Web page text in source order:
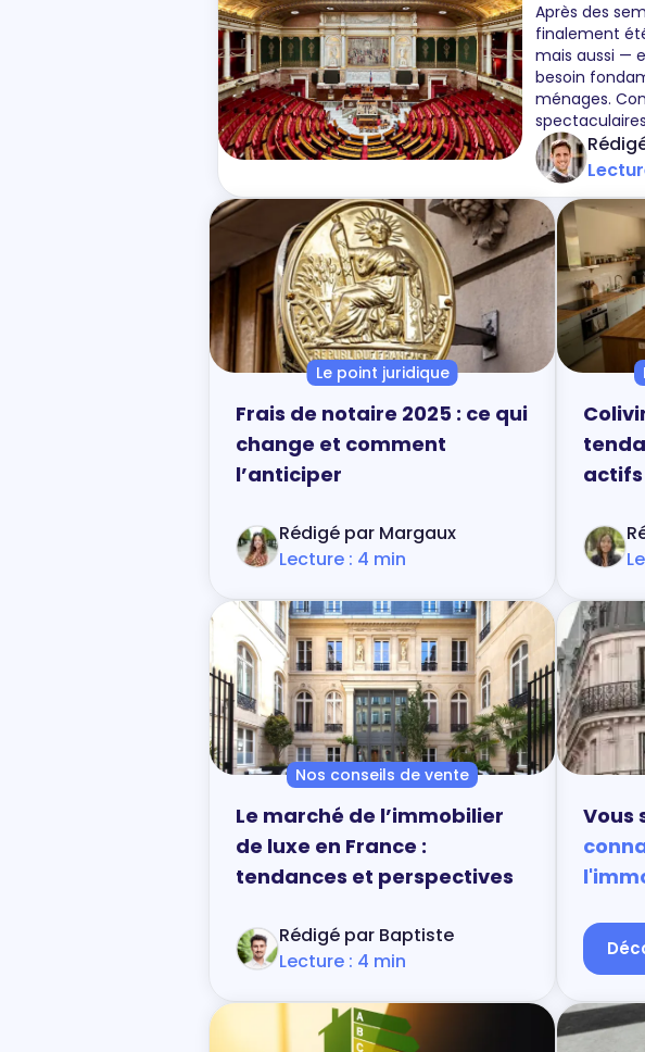
Après des
finalement
mais aussi —
besoin
ménages.
locatif. Une
plus
immobilier
sans jargon
Le point juridique
Frais de notaire 2025 : ce qui
change et comment
l’anticiper
Rédigé par Margaux
Lecture : 4 min
actifs
Nos conseils de vente
Le marché de l’immobilier
de luxe en France :
tendances et perspectives
Rédigé par Baptiste
Lecture : 4 min
Vous